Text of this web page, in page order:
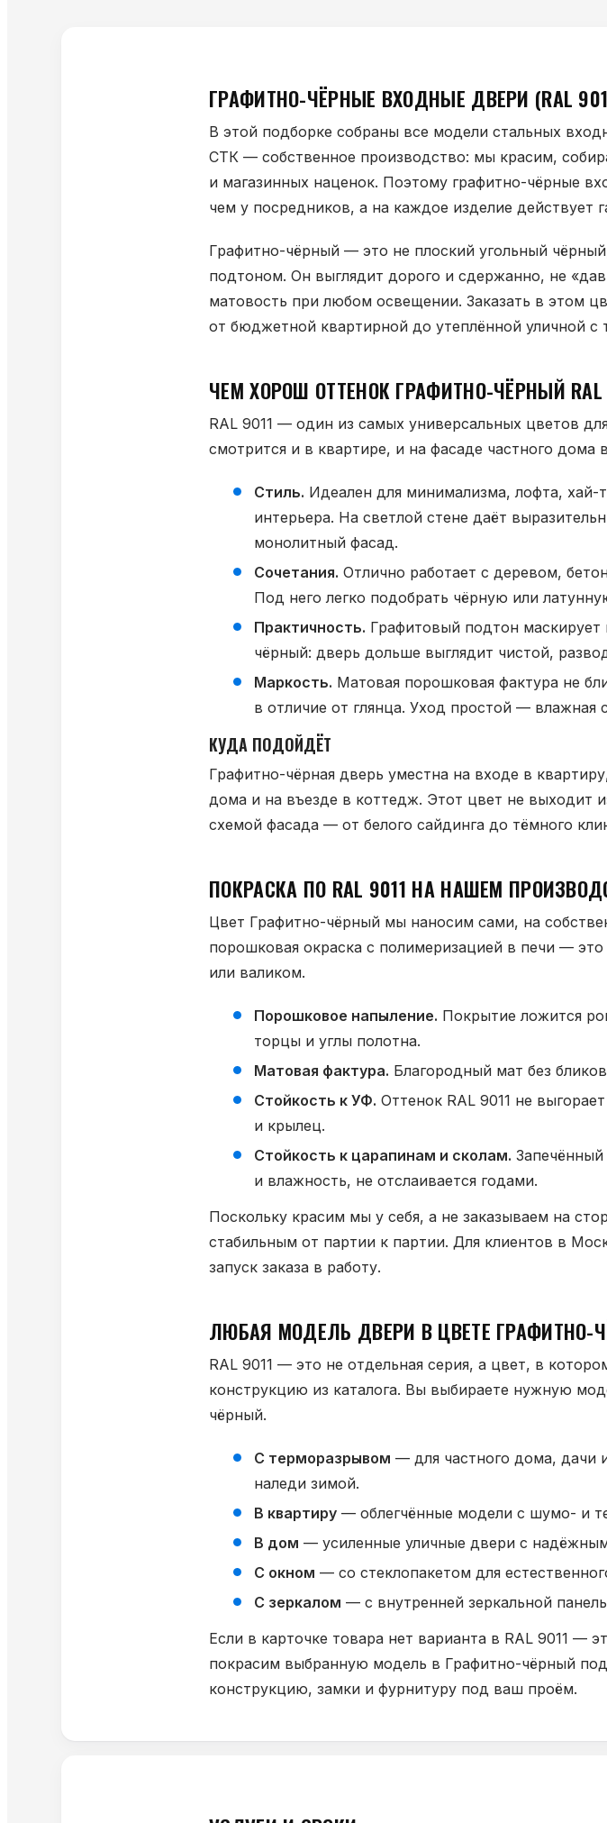
ГРАФИТНО-ЧЁРНЫЕ ВХОДНЫЕ ДВЕРИ (RAL
В этой подборке собраны все модели стальных
СТК — собственное производство: мы красим,
и магазинных наценок. Поэтому графитно-чёрные
чем у посредников, а на каждое изделие действует
Графитно-чёрный — это не плоский угольный
подтоном. Он выглядит дорого и сдержанно, не
матовость при любом освещении. Заказать в этом
от бюджетной квартирной до утеплённой уличной с
ЧЕМ ХОРОШ ОТТЕНОК ГРАФИТНО-ЧЁРНЫЙ
RAL 9011 — один из самых универсальных цветов
смотрится и в квартире, и на фасаде частного дома
Стиль. Идеален для минимализма, лофта, хай-
интерьера. На светлой стене даёт
монолитный фасад.
Сочетания. Отлично работает с деревом,
Под него легко подобрать чёрную или
Практичность. Графитовый подтон
чёрный: дверь дольше выглядит чистой,
Маркость. Матовая порошковая фактура не
в отличие от глянца. Уход простой — влажная
КУДА ПОДОЙДЁТ
Графитно-чёрная дверь уместна на входе в
дома и на въезде в коттедж. Этот цвет не выходит
схемой фасада — от белого сайдинга до тёмного
ПОКРАСКА ПО RAL 9011 НА НАШЕМ
Цвет Графитно-чёрный мы наносим сами, на
порошковая окраска с полимеризацией в печи —
или валиком.
Порошковое напыление. Покрытие ложится
торцы и углы полотна.
Матовая фактура. Благородный мат без
Стойкость к УФ. Оттенок RAL 9011 не
и крылец.
Стойкость к царапинам и сколам.
и влажность, не отслаивается годами.
Поскольку красим мы у себя, а не заказываем на
стабильным от партии к партии. Для клиентов в
запуск заказа в работу.
ЛЮБАЯ МОДЕЛЬ ДВЕРИ В ЦВЕТЕ ГРАФИТНО-
RAL 9011 — это не отдельная серия, а цвет, в
конструкцию из каталога. Вы выбираете нужную
чёрный.
С терморазрывом — для частного дома, дачи
наледи зимой.
В квартиру — облегчённые модели с шумо- и
В дом — усиленные уличные двери с
С окном — со стеклопакетом для
С зеркалом — с внутренней зеркальной
Если в карточке товара нет варианта в RAL 9011 —
покрасим выбранную модель в Графитно-чёрный
конструкцию, замки и фурнитуру под ваш проём.